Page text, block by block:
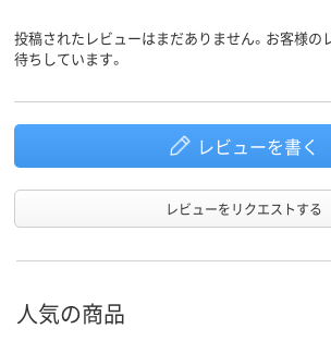
投稿されたレビューはまだありません。お客様の
待ちしています。
レビューを書く
レビューをリクエストする
人気の商品